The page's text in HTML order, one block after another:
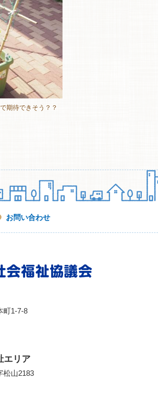
期待できそう？？
お問い合わせ
町1-7-8
エリア
松山2183